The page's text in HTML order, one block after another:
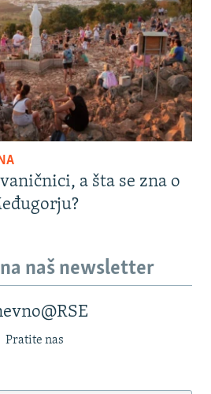
a šta se zna o
naš newsletter
Pratite nas